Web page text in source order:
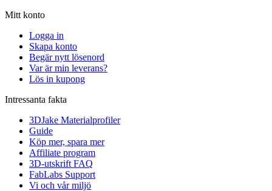
Mitt konto
Logga in
Skapa konto
Begär nytt lösenord
Var är min leverans?
Lös in kupong
Intressanta fakta
3DJake Materialprofiler
Guide
Köp mer, spara mer
Affiliate program
3D-utskrift FAQ
FabLabs Support
Vi och vår miljö